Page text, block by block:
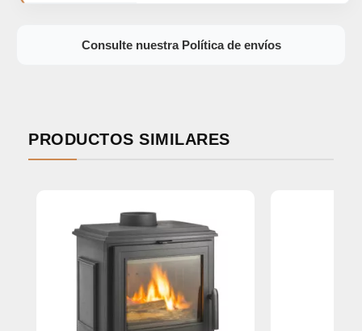
Consulte nuestra Política de envíos
PRODUCTOS SIMILARES